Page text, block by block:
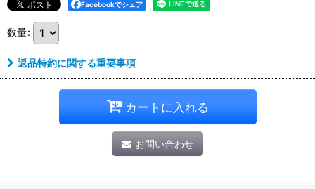
Facebookでシェア
数量:
返品特約に関する重要事項
カートに入れる
お問い合わせ